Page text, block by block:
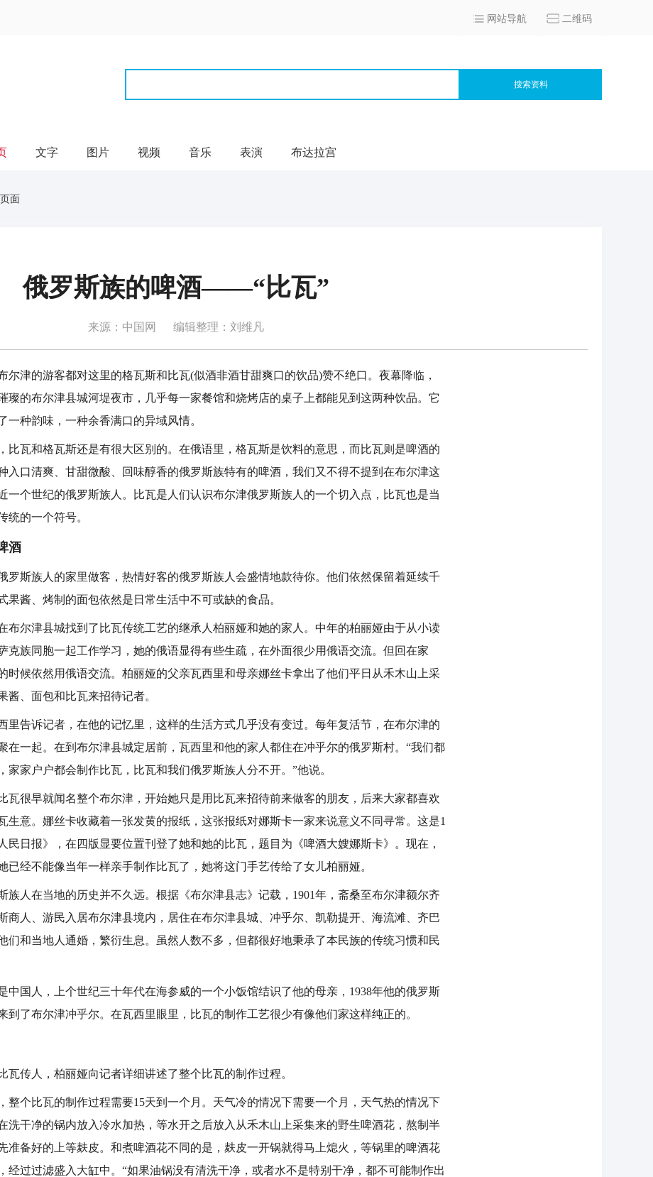
网站导航 二维码
搜索资料
文字 图片 视频 音乐 表演 布达拉宫
面
俄罗斯族的啤酒——“比瓦”
来源：中国网 编辑整理：刘维凡
津的游客都对这里的格瓦斯和比瓦(似酒非酒甘甜爽口的饮品)赞不绝口。夜幕降临，
璨的布尔津县城河堤夜市，几乎每一家餐馆和烧烤店的桌子上都能见到这两种饮品。它
一种韵味，一种余香满口的异域风情。
瓦和格瓦斯还是有很大区别的。在俄语里，格瓦斯是饮料的意思，而比瓦则是啤酒的
入口清爽、甘甜微酸、回味醇香的俄罗斯族特有的啤酒，我们又不得不提到在布尔津这
一个世纪的俄罗斯族人。比瓦是人们认识布尔津俄罗斯族人的一个切入点，比瓦也是当
统的一个符号。
酒
斯族人的家里做客，热情好客的俄罗斯族人会盛情地款待你。他们依然保留着延续千
果酱、烤制的面包依然是日常生活中不可或缺的食品。
尔津县城找到了比瓦传统工艺的继承人柏丽娅和她的家人。中年的柏丽娅由于从小读
克族同胞一起工作学习，她的俄语显得有些生疏，在外面很少用俄语交流。但回在家
时候依然用俄语交流。柏丽娅的父亲瓦西里和母亲娜丝卡拿出了他们平日从禾木山上采
酱、面包和比瓦来招待记者。
告诉记者，在他的记忆里，这样的生活方式几乎没有变过。每年复活节，在布尔津的
在一起。在到布尔津县城定居前，瓦西里和他的家人都住在冲乎尔的俄罗斯村。“我们都
家家户户都会制作比瓦，比瓦和我们俄罗斯族人分不开。”他说。
很早就闻名整个布尔津，开始她只是用比瓦来招待前来做客的朋友，后来大家都喜欢
生意。娜丝卡收藏着一张发黄的报纸，这张报纸对娜斯卡一家来说意义不同寻常。这是1
民日报》，在四版显要位置刊登了她和她的比瓦，题目为《啤酒大嫂娜斯卡》。现在，
已经不能像当年一样亲手制作比瓦了，她将这门手艺传给了女儿柏丽娅。
人在当地的历史并不久远。根据《布尔津县志》记载，1901年，斋桑至布尔津额尔齐
商人、游民入居布尔津县境内，居住在布尔津县城、冲乎尔、凯勒提开、海流滩、齐巴
们和当地人通婚，繁衍生息。虽然人数不多，但都很好地秉承了本民族的传统习惯和民
国人，上个世纪三十年代在海参威的一个小饭馆结识了他的母亲，1938年他的俄罗斯
到了布尔津冲乎尔。在瓦西里眼里，比瓦的制作工艺很少有像他们家这样纯正的。
传人，柏丽娅向记者详细讲述了整个比瓦的制作过程。
个比瓦的制作过程需要15天到一个月。天气冷的情况下需要一个月，天气热的情况下
洗干净的锅内放入冷水加热，等水开之后放入从禾木山上采集来的野生啤酒花，熬制半
准备好的上等麸皮。和煮啤酒花不同的是，麸皮一开锅就得马上熄火，等锅里的啤酒花
经过过滤盛入大缸中。“如果油锅没有清洗干净，或者水不是特别干净，都不可能制作出